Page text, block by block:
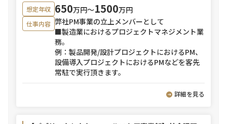
想定年収 650万円〜1500万円
仕事内容 弊社PM事業の立上メンバーとして
■製造業におけるプロジェクトマネジメント業
務。
例：製品開発/設計プロジェクトにおけるPM、
設備導入プロジェクトにおけるPMなどを客先
常駐で実行頂きます。
詳細を見る